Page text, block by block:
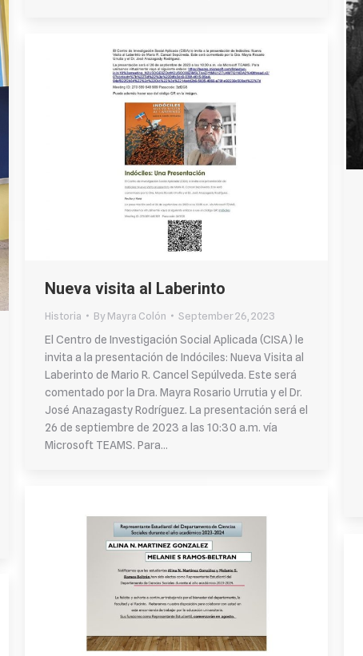
Nueva visita al Laberinto
Historia ByMayra Colón
September 26, 2023
El Centro de Investigación Social Aplicada (CISA) le
invita a la presentación de Indóciles: Nueva Visita al
Laberinto de Mario R. Cancel Sepúlveda. Este será
comentado por la Dra. Mayra Rosario Urrutia y el Dr.
José Anazagasty Rodríguez. La presentación será el
26 de septiembre de 2023 a las 10:30 a.m. vía
Microsoft TEAMS. Para…